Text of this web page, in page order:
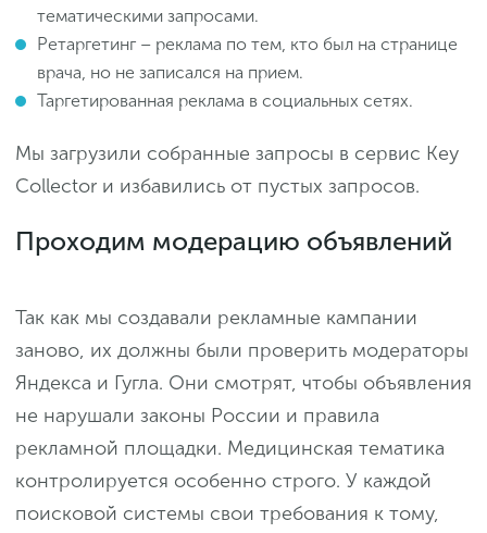
тематическими запросами.
Ретаргетинг – реклама по тем, кто был на странице
врача, но не записался на прием.
Таргетированная реклама в социальных сетях.
Мы загрузили собранные запросы в сервис Key
Collector и избавились от пустых запросов.
Проходим модерацию объявлений
Так как мы создавали рекламные кампании
заново, их должны были проверить модераторы
Яндекса и Гугла. Они смотрят, чтобы объявления
не нарушали законы России и правила
рекламной площадки. Медицинская тематика
контролируется особенно строго. У каждой
поисковой системы свои требования к тому,